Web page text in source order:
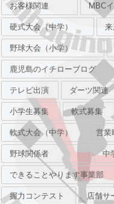
お客様関連 MBC
硬式大会（中学）
野球大会（小学）
鹿児島のイチローブログ
テレビ出演 ダーツ関連
小学生募集 軟式募集
軟式大会（中学） 営業
野球関係者 中
できることやります事業部
握力コンテスト 店舗サ